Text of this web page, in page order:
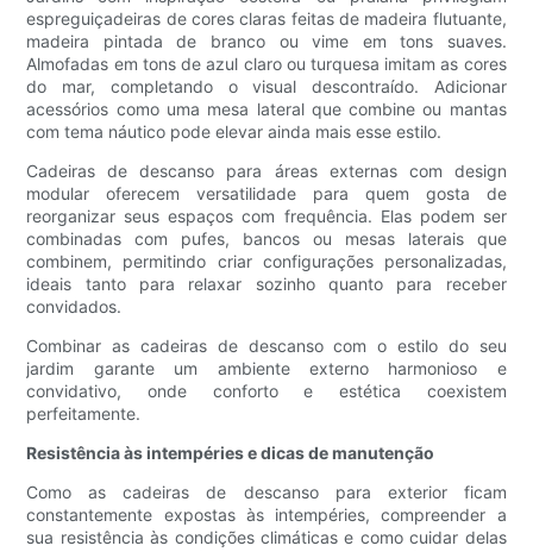
espreguiçadeiras de cores claras feitas de madeira flutuante,
madeira pintada de branco ou vime em tons suaves.
Almofadas em tons de azul claro ou turquesa imitam as cores
do mar, completando o visual descontraído. Adicionar
acessórios como uma mesa lateral que combine ou mantas
com tema náutico pode elevar ainda mais esse estilo.
Cadeiras de descanso para áreas externas com design
modular oferecem versatilidade para quem gosta de
reorganizar seus espaços com frequência. Elas podem ser
combinadas com pufes, bancos ou mesas laterais que
combinem, permitindo criar configurações personalizadas,
ideais tanto para relaxar sozinho quanto para receber
convidados.
Combinar as cadeiras de descanso com o estilo do seu
jardim garante um ambiente externo harmonioso e
convidativo, onde conforto e estética coexistem
perfeitamente.
Resistência às intempéries e dicas de manutenção
Como as cadeiras de descanso para exterior ficam
constantemente expostas às intempéries, compreender a
sua resistência às condições climáticas e como cuidar delas